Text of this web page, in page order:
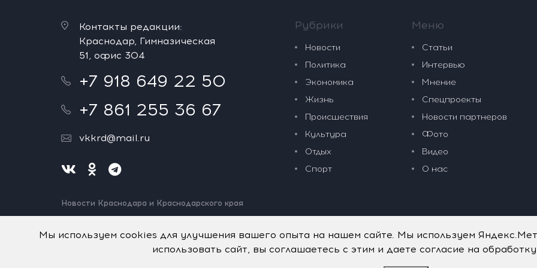
Контакты редакции:
Краснодар, Гимназическая
51, офис 304
+7 918 649 22 50
+7 861 255 36 67
vkkrd@mail.ru
Новости Краснодара и Краснодарского края
Нашли ошибку? Выделите и нажмите Ctrl+Enter.
Рубрики
Новости
Политика
Экономика
Жизнь
Происшествия
Культура
Отдых
Спорт
Меню
Статьи
Интервью
Мнение
Спецпроекты
Новости партнеров
Фото
Видео
О нас
Мы используем cookies для улучшения вашего опыта на нашем сайте. Мы используем
использовать сайт, вы соглашаетесь с этим и даете согласие на